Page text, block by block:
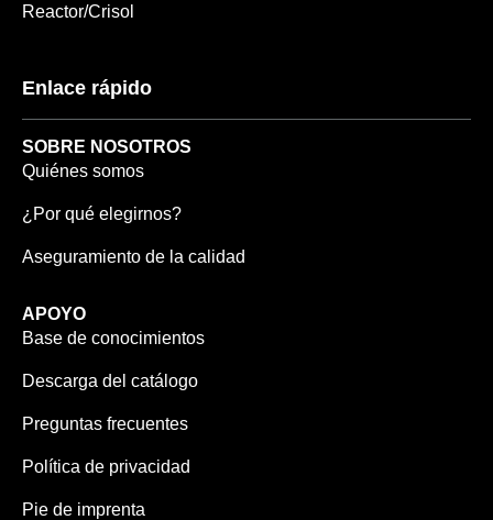
Reactor/Crisol
Enlace rápido
SOBRE NOSOTROS
Quiénes somos
¿Por qué elegirnos?
Aseguramiento de la calidad
APOYO
Base de conocimientos
Descarga del catálogo
Preguntas frecuentes
Política de privacidad
Pie de imprenta